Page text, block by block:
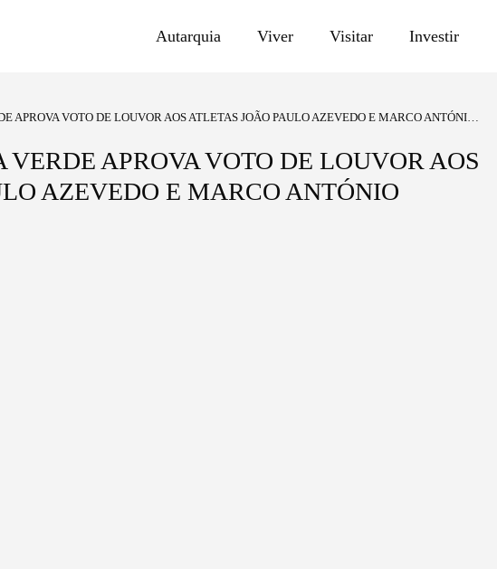
Autarquia Viver Visitar Investir
APROVA VOTO DE LOUVOR AOS ATLETAS JOÃO PAULO AZEVEDO E MARCO ANTÓNIO
APROVA VOTO DE LOUVOR AOS
AZEVEDO E MARCO ANTÓNIO